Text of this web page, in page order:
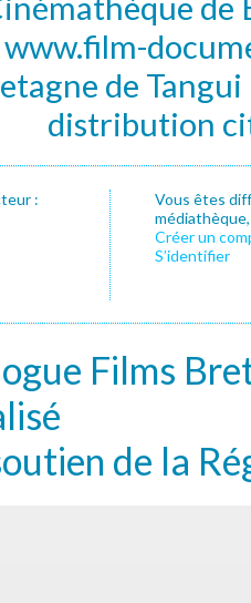
de
distribution
:
Vous êtes
Créer un
S’identifier
Films
de la